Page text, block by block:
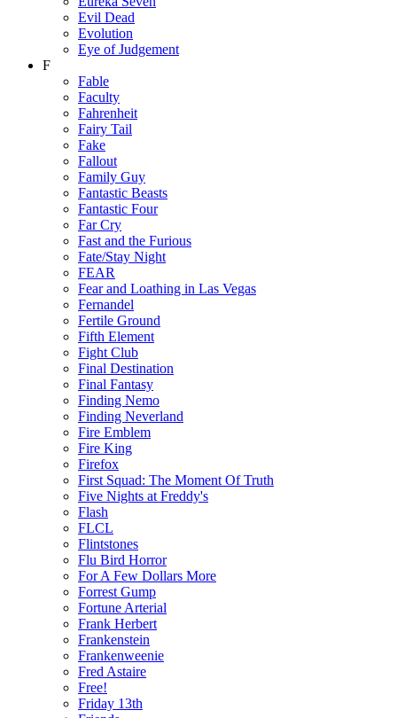
Evil Dead
Evolution
Eye of Judgement
F
Fable
Faculty
Fahrenheit
Fairy Tail
Fake
Fallout
Family Guy
Fantastic Beasts
Fantastic Four
Far Cry
Fast and the Furious
Fate/Stay Night
FEAR
Fear and Loathing in Las Vegas
Fernandel
Fertile Ground
Fifth Element
Fight Club
Final Destination
Final Fantasy
Finding Nemo
Finding Neverland
Fire Emblem
Fire King
Firefox
First Squad: The Moment Of Truth
Five Nights at Freddy's
Flash
FLCL
Flintstones
Flu Bird Horror
For A Few Dollars More
Forrest Gump
Fortune Arterial
Frank Herbert
Frankenstein
Frankenweenie
Fred Astaire
Free!
Friday 13th